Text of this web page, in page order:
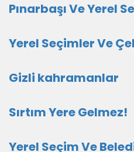
Pınarbaşı Ve Yerel
Yerel Seçimler Ve
Gizli kahramanlar
Sırtım Yere Gelmez!
Yerel Seçim Ve